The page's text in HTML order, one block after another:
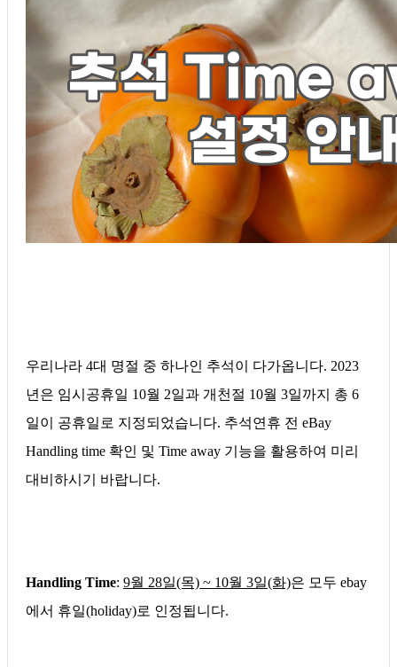
우리나라 4대 명절 중 하나인 추석이 다가옵니다. 2023
년은 임시공휴일 10월 2일과 개천절 10월 3일까지 총 6
일이 공휴일로 지정되었습니다. 추석연휴 전 eBay
Handling time 확인 및 Time away 기능을 활용하여 미리
대비하시기 바랍니다.
Handling Time: 9월 28일(목) ~ 10월 3일(화)은 모두 ebay
에서 휴일(holiday)로 인정됩니다.